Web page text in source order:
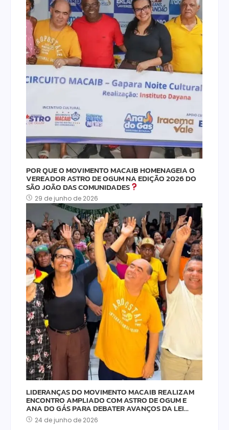
POR QUE O MOVIMENTO MACAIB HOMENAGEIA O
VEREADOR ASTRO DE OGUM NA EDIÇÃO 2026 DO
SÃO JOÃO DAS COMUNIDADES
29 de junho de 2026
LIDERANÇAS DO MOVIMENTO MACAIB REALIZAM
ENCONTRO AMPLIADO COM ASTRO DE OGUM E
ANA DO GÁS PARA DEBATER AVANÇOS DA LEI…
24 de junho de 2026